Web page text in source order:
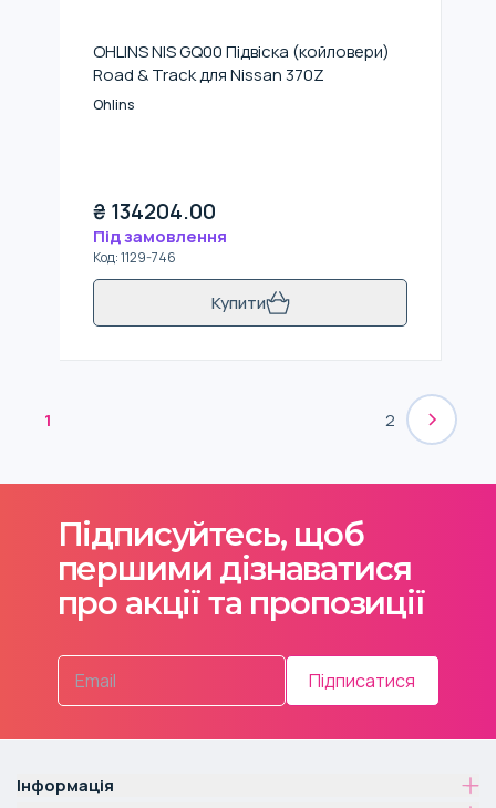
OHLINS NIS GQ00 Підвіска (койловери)
Road & Track для Nissan 370Z
Ohlins
₴ 134204.00
Під замовлення
Код:1129-746
Купити
1 2
Підписуйтесь, щоб
першими дізнаватися
про акції та пропозиції
Підписатися
Інформація